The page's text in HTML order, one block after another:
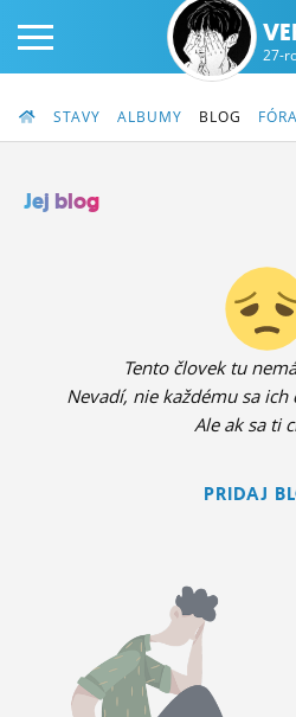
FÓRUM
STATUSY
MÔJ PROFIL
NASTAVENIA
ROLETA
27-
STAVY ALBUMY BLOG FÓRA
Jej blog
Tento človek tu
Nevadí, nie každému sa ich
Ale ak sa ti
PRIDAJ